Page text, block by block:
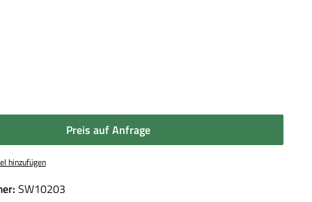
Preis auf Anfrage
hinzufügen
SW10203